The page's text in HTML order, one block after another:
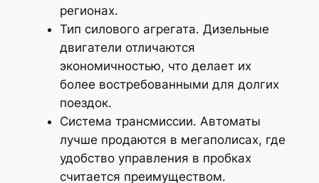
регионах.
Тип силового агрегата. Дизельные
двигатели отличаются
экономичностью, что делает их
более востребованными для долгих
поездок.
Система трансмиссии. Автоматы
лучше продаются в мегаполисах, где
удобство управления в пробках
считается преимуществом.